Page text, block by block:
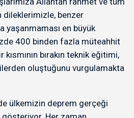
benzer
yaşanmaması en büyük
400 binden fazla müteahhit
bırakın teknik eğitimi,
oluştuğunu vurgulamakta
ülkemizin deprem gerçeği